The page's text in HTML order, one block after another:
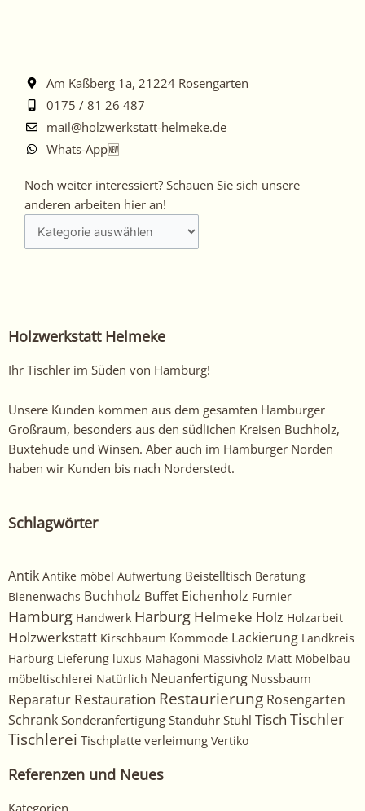
Am Kaßberg 1a, 21224 Rosengarten
0175 / 81 26 487
mail@holzwerkstatt-helmeke.de
Whats-App🆕
Noch weiter interessiert? Schauen Sie sich unsere
anderen arbeiten hier an!
Noch
weiter
Schauen
arbeiten
an!
Holzwerkstatt Helmeke
Ihr Tischler im Süden von Hamburg!
Unsere Kunden kommen aus dem gesamten Hamburger
Großraum, besonders aus den südlichen Kreisen Buchholz,
Buxtehude und Winsen. Aber auch im Hamburger Norden
haben wir Kunden bis nach Norderstedt.
Schlagwörter
Antik Antike möbel Aufwertung Beistelltisch Beratung
Bienenwachs Buchholz Buffet Eichenholz Furnier
Hamburg Handwerk Harburg Helmeke Holz Holzarbeit
Holzwerkstatt Kirschbaum Kommode Lackierung Landkreis
Harburg Lieferung luxus Mahagoni Massivholz Matt Möbelbau
möbeltischlerei Natürlich Neuanfertigung Nussbaum
Reparatur Restauration Restaurierung Rosengarten
Schrank Sonderanfertigung Standuhr Stuhl Tisch Tischler
Tischlerei Tischplatte verleimung Vertiko
Referenzen und Neues
Kategorien
Kategorien